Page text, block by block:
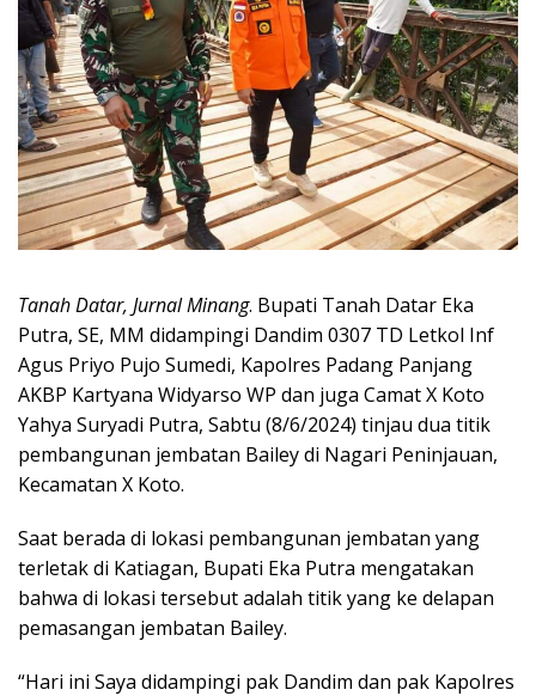
Tanah Datar, Jurnal Minang. Bupati Tanah Datar Eka
Putra, SE, MM didampingi Dandim 0307 TD Letkol Inf
Agus Priyo Pujo Sumedi, Kapolres Padang Panjang
AKBP Kartyana Widyarso WP dan juga Camat X Koto
Yahya Suryadi Putra, Sabtu (8/6/2024) tinjau dua titik
pembangunan jembatan Bailey di Nagari Peninjauan,
Kecamatan X Koto.
Saat berada di lokasi pembangunan jembatan yang
terletak di Katiagan, Bupati Eka Putra mengatakan
bahwa di lokasi tersebut adalah titik yang ke delapan
pemasangan jembatan Bailey.
“Hari ini Saya didampingi pak Dandim dan pak Kapolres